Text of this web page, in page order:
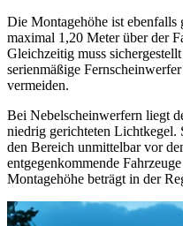
Die Montagehöhe ist ebenfalls
maximal 1,20 Meter über der
Gleichzeitig muss
serienmäßige
vermeiden.
Bei Nebelscheinwerfern liegt
niedrig gerichteten Lichtkegel.
den Bereich unmittelbar vor
entgegenkommende
Montagehöhe beträgt in der